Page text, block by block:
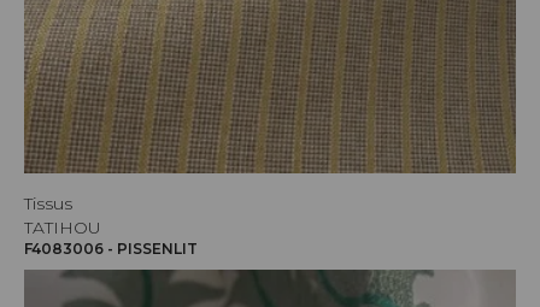
Tissus
TATIHOU
F4083006 - PISSENLIT